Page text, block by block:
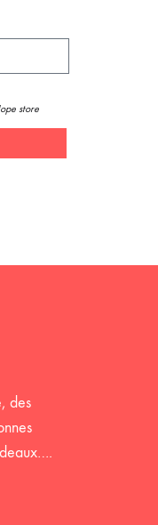
store
des